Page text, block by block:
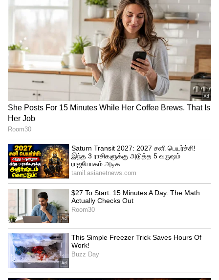
இது குறித்து நெட்பிளிக்ஸ் நிறுவனம்
தங்களது டுவிட்டர் பக்கத்தில்
அதிகாரப்பூவர்மாக கூறியிருப்பதாவது:
ஜில்லா ஜில்லா தான் எங்களால் முடியாமல்
போய்விட்டது. ஆனால், ஏகே62 (AK62) தமிழ்,
தெலுங்கு, மலையாளம் மற்றும் கன்னடம்
ஆகிய மொழிகளில் நெட்பிளிக்ஸில்
திரையரங்கு வெளியீட்டிற்கு பிறகு
வெளியாகும் என்று குறிப்பிட்டுள்ளது. இதன்
காரணமாக #Ak62 என்ற டுவிட்டர்
ஹேஷ்டேக் சமூக வலைதளங்களில்
டிரெண்டாகி வருகிறது என்பது
குறிப்பிடத்தக்கது.